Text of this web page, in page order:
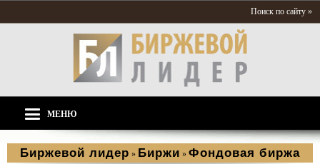
Поиск по сайту »
МЕНЮ
Биржевой лидер » Биржи » Фондовая биржа